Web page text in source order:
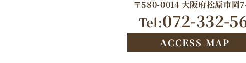
〒580-0014 大阪府松原市岡
Tel:072-332-
ACCESS MAP